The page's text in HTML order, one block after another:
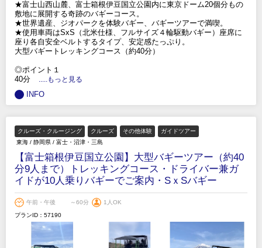
★富士山西山麓、富士箱根伊豆国立公園内に東京ドーム20個分もの
敷地に展開する奇跡のバギーコース。
★世界遺産、ジオパークを体験バギー、バギーツアーで満喫。
★使用車両はSxS（北米仕様、フルサイズ４輪駆動バギー）座席に
座り各自安全ベルトするタイプ、安定感たっぷり。
大型バギートレッキングコース（約40分）
◎ポイント１
40分
.....もっと見る
INFO
クルーズ・クルージング クルーズ その他体験
ガイドツアー
東海 / 静岡県 / 富士・沼津・三島
【富士箱根伊豆国立公園】大型バギーツアー（約40
分9人まで）トレッキングコース・ドライバー兼ガ
イドが10人乗りバギーでご案内・SｘSバギー
午前・午後 ～60分
1人OK
プランID：57190